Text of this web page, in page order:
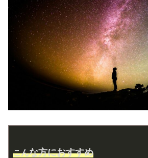
こんな方におすすめ